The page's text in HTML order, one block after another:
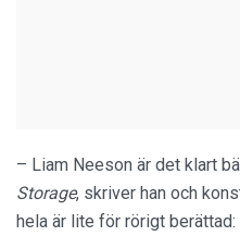
– Liam Neeson är det klart
Storage, skriver han och
hela är lite för rörigt berättad: